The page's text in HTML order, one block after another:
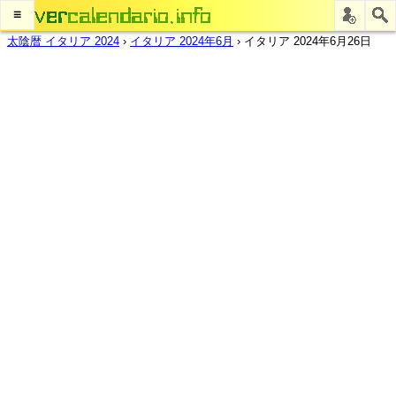
≡
太陰暦 イタリア 2024 › イタリア 2024年6月 › イタリア 2024年6月26日